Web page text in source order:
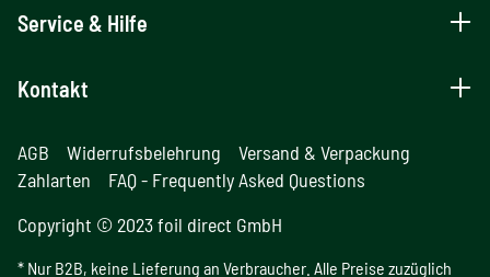
Service & Hilfe
Kontakt
AGB Widerrufsbelehrung
Versand & Verpackung
Zahlarten
FAQ - Frequently Asked Questions
Copyright © 2023 foil direct GmbH
* Nur B2B, keine Lieferung an Verbraucher. Alle Preise zuzüglich